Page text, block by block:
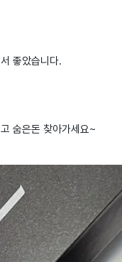
좋았습니다.
숨은돈 찾아가세요~